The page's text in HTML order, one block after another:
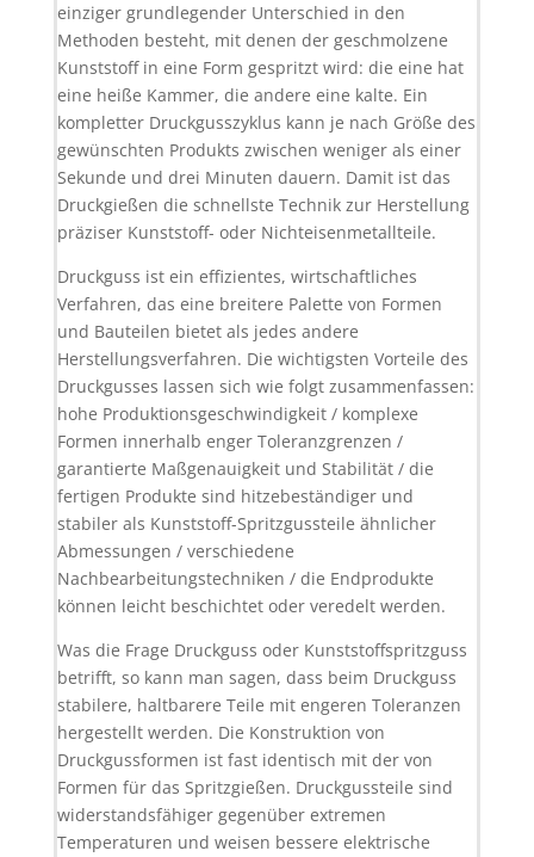
einziger grundlegender Unterschied in den
Methoden besteht, mit denen der geschmolzene
Kunststoff in eine Form gespritzt wird: die eine hat
eine heiße Kammer, die andere eine kalte. Ein
kompletter Druckgusszyklus kann je nach Größe des
gewünschten Produkts zwischen weniger als einer
Sekunde und drei Minuten dauern. Damit ist das
Druckgießen die schnellste Technik zur Herstellung
präziser Kunststoff- oder Nichteisenmetallteile.
Druckguss ist ein effizientes, wirtschaftliches
Verfahren, das eine breitere Palette von Formen
und Bauteilen bietet als jedes andere
Herstellungsverfahren. Die wichtigsten Vorteile des
Druckgusses lassen sich wie folgt zusammenfassen:
hohe Produktionsgeschwindigkeit / komplexe
Formen innerhalb enger Toleranzgrenzen /
garantierte Maßgenauigkeit und Stabilität / die
fertigen Produkte sind hitzebeständiger und
stabiler als Kunststoff-Spritzgussteile ähnlicher
Abmessungen / verschiedene
Nachbearbeitungstechniken / die Endprodukte
können leicht beschichtet oder veredelt werden.
Was die Frage Druckguss oder Kunststoffspritzguss
betrifft, so kann man sagen, dass beim Druckguss
stabilere, haltbarere Teile mit engeren Toleranzen
hergestellt werden. Die Konstruktion von
Druckgussformen ist fast identisch mit der von
Formen für das Spritzgießen. Druckgussteile sind
widerstandsfähiger gegenüber extremen
Temperaturen und weisen bessere elektrische